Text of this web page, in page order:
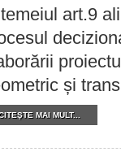
art.9
și
MAI MULT...